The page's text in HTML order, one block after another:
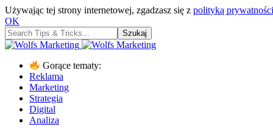
Używając tej strony internetowej, zgadzasz się z polityką
OK
Gorące tematy:
Reklama
Marketing
Strategia
Digital
Analiza